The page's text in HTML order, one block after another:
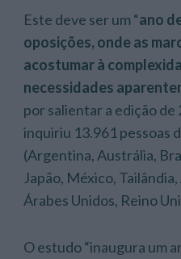
Este deve ser um “ano
oposições, onde as
acostumar à
necessidades
por salientar a edição
inquiriu 13.961 pessoas
(Argentina, Austrália,
Japão, México,
Árabes Unidos, Reino
O estudo “inaugura um